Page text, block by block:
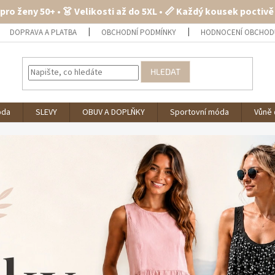
ženy 50+ • 👗 Velikosti až do 5XL • 📏 Každý kousek
DOPRAVA A PLATBA OBCHODNÍ PODMÍNKY HODNOCENÍ
HLEDAT
SLEVY OBUV A DOPLŇKY Sportovní móda